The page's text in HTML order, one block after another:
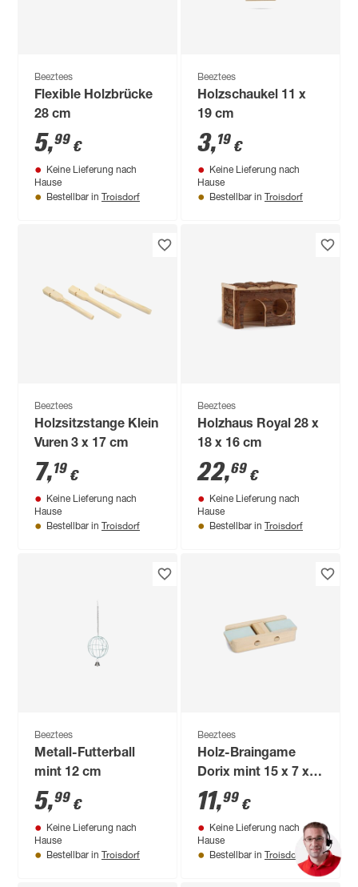
Beeztees
Flexible Holzbrücke
28 cm
5,99 €
Keine Lieferung nach
Hause
Bestellbar in Troisdorf
Beeztees
Holzschaukel 11 x
19 cm
3,19 €
Keine Lieferung nach
Hause
Bestellbar in Troisdorf
Beeztees
Holzsitzstange Klein
Vuren 3 x 17 cm
7,19 €
Keine Lieferung nach
Hause
Bestellbar in Troisdorf
Beeztees
Holzhaus Royal 28 x
18 x 16 cm
22,69 €
Keine Lieferung nach
Hause
Bestellbar in Troisdorf
Beeztees
Metall-Futterball
mint 12 cm
5,99 €
Keine Lieferung nach
Hause
Bestellbar in Troisdorf
Beeztees
Holz-Braingame
Dorix mint 15 x 7 x 3
cm
11,99 €
Keine Lieferung nach
Hause
Bestellbar in Troisdorf